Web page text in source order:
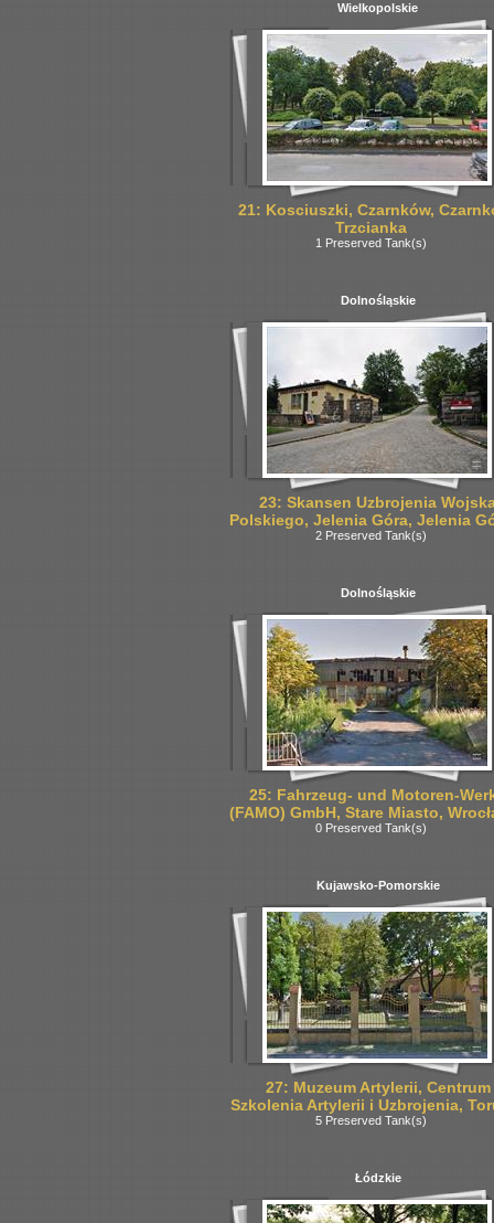
Wielkopolskie
21: Kosciuszki, Czarnków,
Trzcianka
1 Preserved Tank(s)
Dolnośląskie
23: Skansen Uzbrojenia
Polskiego, Jelenia Góra, Jelenia
2 Preserved Tank(s)
Dolnośląskie
25: Fahrzeug- und Motoren-
(FAMO) GmbH, Stare Miasto,
0 Preserved Tank(s)
Kujawsko-Pomorskie
27: Muzeum Artylerii, Centrum
Szkolenia Artylerii i Uzbrojenia,
5 Preserved Tank(s)
Łódzkie